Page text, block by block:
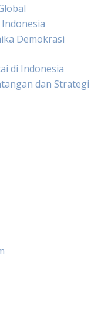
Demokrasi
di Indonesia
dan Strategi